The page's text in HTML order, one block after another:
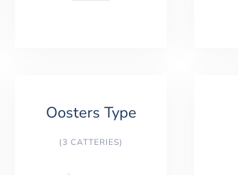
Oosters Type
(3 CATTERIES)